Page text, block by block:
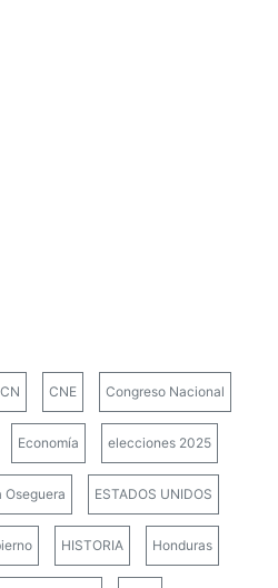
CN CNE Congreso Nacional
Economía elecciones 2025
Oseguera ESTADOS UNIDOS
HISTORIA Honduras